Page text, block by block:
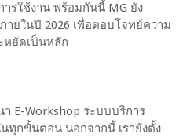
รใช้งาน พร้อมกันนี้ MG ยัง
ยในปี 2026 เพื่อตอบโจทย์ความ
หยัดเป็นหลัก
E-Workshop ระบบบริการ
กขั้นตอน นอกจากนี้ เรายังตั้ง